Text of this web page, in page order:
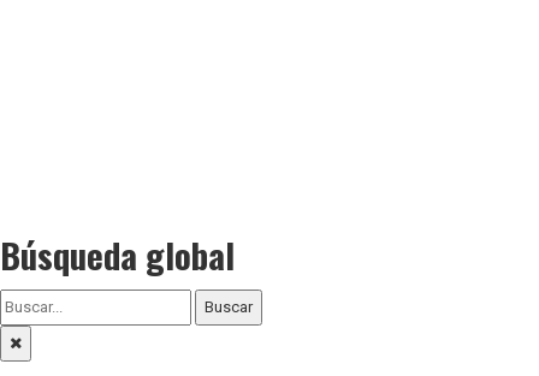
Búsqueda global
Buscar